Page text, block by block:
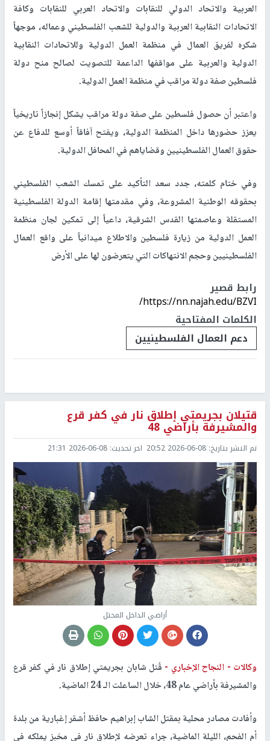
العربية والاتحاد الدولي للنقابات والاتحاد العربي للنقابات وكافة
الاتحادات النقابية العربية والدولية للشعب الفلسطيني وعماله، موجهاً
شكره لفريق العمال في منظمة العمل الدولية وللاتحادات النقابية
الدولية والعربية على مواقفها الداعمة للتصويت لصالح منح دولة
فلسطين صفة دولة مراقب في منظمة العمل الدولية.
واعتبر أن حصول فلسطين على صفة دولة مراقب يشكل إنجازاً تاريخياً
يعزز حضورها داخل المنظمة الدولية، ويفتح آفاقاً أوسع للدفاع عن
حقوق العمال الفلسطينيين وقضاياهم في المحافل الدولية.
وفي ختام كلمته، جدد سعد التأكيد على تمسك الشعب الفلسطيني
بحقوقه الوطنية المشروعة، وفي مقدمتها إقامة الدولة الفلسطينية
المستقلة وعاصمتها القدس الشرقية، داعياً إلى تمكين لجان منظمة
العمل الدولية من زيارة فلسطين والاطلاع ميدانياً على واقع العمال
الفلسطينيين وحجم الانتهاكات التي يتعرضون لها على الأرض
رابط قصير
https://nn.najah.edu/BZVI/
الكلمات المفتاحية
دعم العمال الفلسطينيين
قتيلان بجريمتي إطلاق نار في كفر قرع
والمشيرفة بأراضي 48
تم النشر بتاريخ: 2026-06-08 20:52 اخر تحديث: 2026-06-08 21:31
أراضي الداخل المحتل
وكالات - النجاح الإخباري - قُتل شابان بجريمتي إطلاق نار في كفر قرع
والمشيرفة بأراضي عام 48، خلال الساعلت الـ 24 الماضية.
وأفادت مصادر محلية بمقتل الشاب إبراهيم حافظ أشقر إغبارية من بلدة
أم الفحم، الليلة الماضية، جراء تعرضه لإطلاق نار في مخبز يملكه في